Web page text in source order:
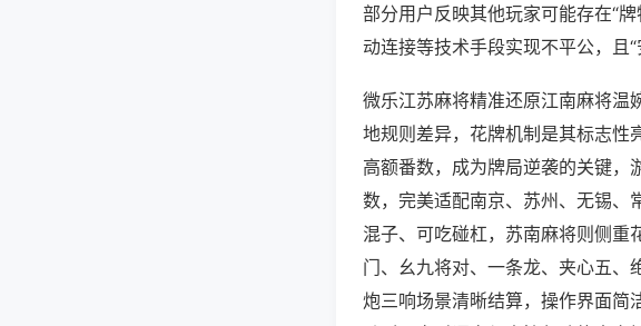
部分用户反映其他玩家可能存在“
动连接等技术手段实现不平公，且“
微乐江苏麻将精准还原江南麻将温
地规则差异，花牌机制是其标志性
高额番数，成为牌局逆袭的关键，
数，完美适配南京、苏州、无锡、
混子、可吃碰杠，苏南麻将则侧重
门、幺九将对、一条龙、夹心五、
炮三响场景清晰结算，操作界面简